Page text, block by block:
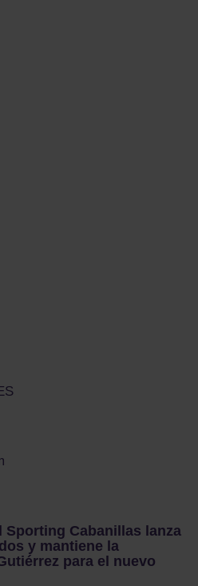
Sporting Cabanillas lanza
y mantiene la
para el nuevo